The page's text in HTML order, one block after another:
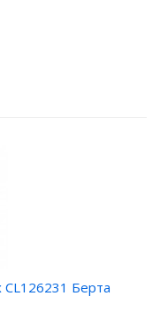
CL126231 Берта